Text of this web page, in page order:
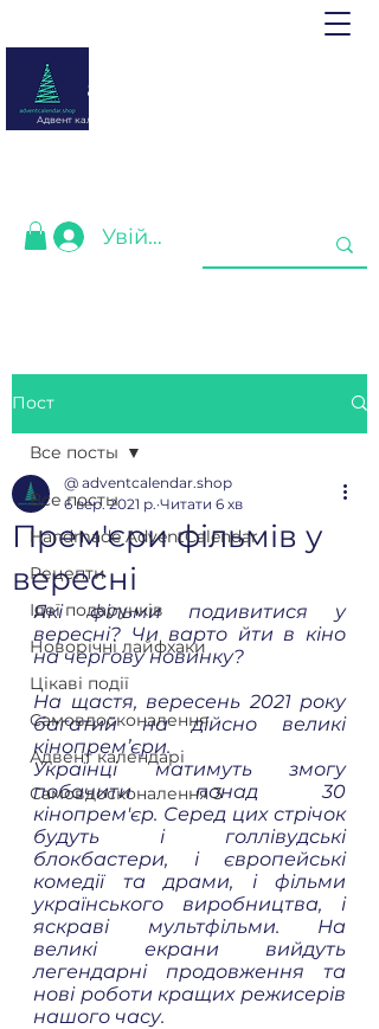
adventcalendar.shop
Адвент календар - це календар очікування Різдва або Нового
Увійти
Пост
Все посты
Handmade AdventCalendar
Рецепти
Ідеї подарунків
Новорічні лайфхаки
Цікаві події
Cамовдосконалення
Адвент календарі
Самовдосконалення 3
Все посты
Прем'єри фільмів у
вересні
@ adventcalendar.shop
6 вер. 2021 р. Читати 6 хв
Які фільми подивитися у
вересні? Чи варто йти в кіно
на чергову новинку?
На щастя, вересень 2021 року
багатий на дійсно великі
кінопрем’єри.
Українці матимуть змогу
побачити понад 30
кінопрем'єр. Серед цих стрічок
будуть і голлівудські
блокбастери, і європейські
комедії та драми, і фільми
українського виробництва, і
яскраві мультфільми. На
великі екрани вийдуть
легендарні продовження та
нові роботи кращих режисерів
нашого часу.